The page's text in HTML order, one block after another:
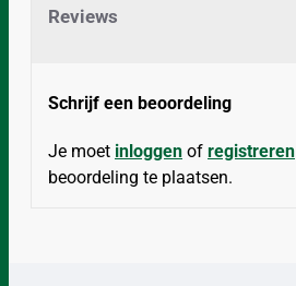
Reviews
Schrijf een beoordeling
Je moet inloggen of registreren
beoordeling te plaatsen.